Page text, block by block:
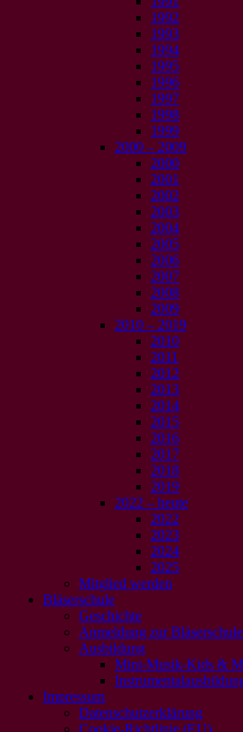
1992
1993
1994
1995
1996
1997
1998
1999
2000 – 2009
2000
2001
2002
2003
2004
2005
2006
2007
2008
2009
2010 – 2019
2010
2011
2012
2013
2014
2015
2016
2017
2018
2019
2022 – heute
2022
2023
2024
2025
Mitglied werden
Bläserschule
Geschichte
Anmeldung zur Bläserschule
Ausbildung
Mini-Musik-Kids &
Impressum
Datenschutzerklärung
Cookie-Richtlinie (EU)